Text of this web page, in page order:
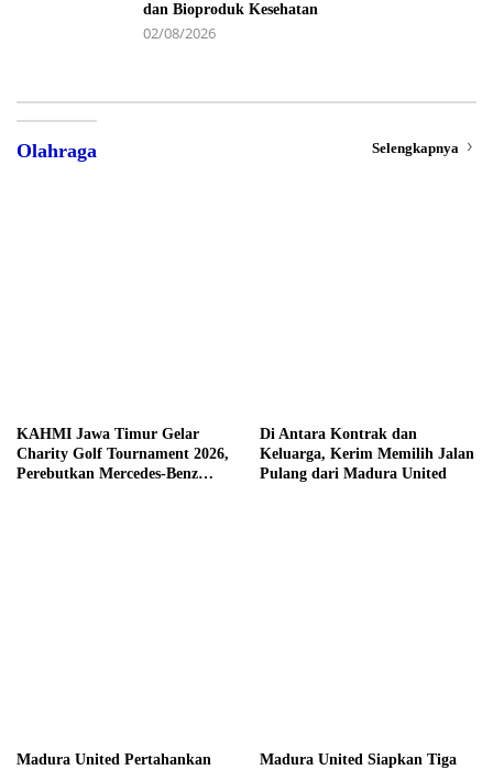
dan Bioproduk Kesehatan
02/08/2026
Olahraga Selengkapnya
KAHMI Jawa Timur Gelar
Charity Golf Tournament 2026,
Perebutkan Mercedes-Benz
Di Antara Kontrak dan
Keluarga, Kerim Memilih Jalan
Pulang dari Madura United
Madura United Pertahankan
Madura United Siapkan Tiga